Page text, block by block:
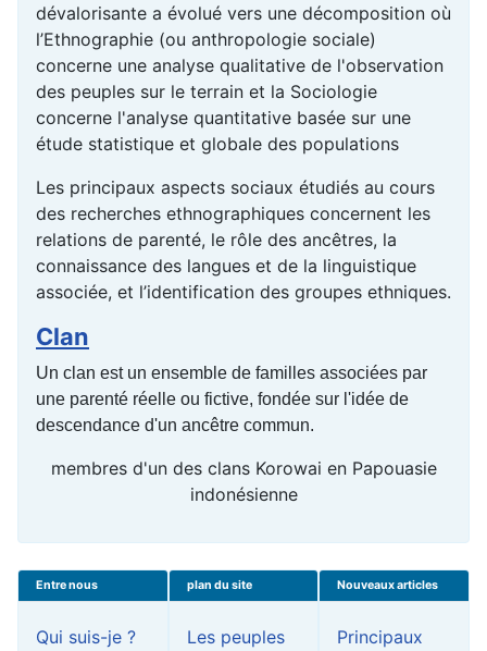
dévalorisante a évolué vers une décomposition où
l’Ethnographie (ou anthropologie sociale)
concerne une analyse qualitative de l'observation
des peuples sur le terrain et la Sociologie
concerne l'analyse quantitative basée sur une
étude statistique et globale des populations
Les principaux aspects sociaux étudiés au cours
des recherches ethnographiques concernent les
relations de parenté, le rôle des ancêtres, la
connaissance des langues et de la linguistique
associée, et l’identification des groupes ethniques.
Clan
Un clan est un ensemble de familles associées par
une parenté réelle ou fictive, fondée sur l'idée de
descendance d'un ancêtre commun.
membres d'un des clans Korowai en Papouasie
indonésienne
Entre nous
Qui suis-je ?
plan du site
Les peuples
Nouveaux articles
Principaux